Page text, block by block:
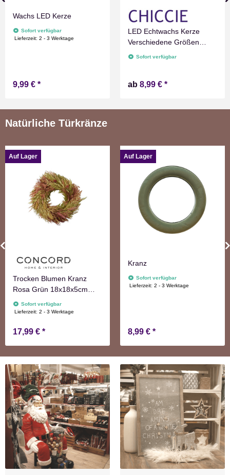
Wachs LED Kerze
Sofort verfügbar
Lieferzeit:2 - 3 Werktage
9,99 € *
LED Echtwachs Kerze
Verschiedene Größen
Grau Marmoriert
Technik Timer Batterie
Sofort verfügbar
ab 8,99 € *
Natürliche Türkränze
Auf Lager
Trocken Blumen Kranz
Rosa Grün 18x18x5cm
Türkranz Frühling Herbst
Sofort verfügbar
Lieferzeit:2 - 3 Werktage
17,99 € *
Auf Lager
Kranz
Sofort verfügbar
Lieferzeit:2 - 3 Werktage
8,99 € *